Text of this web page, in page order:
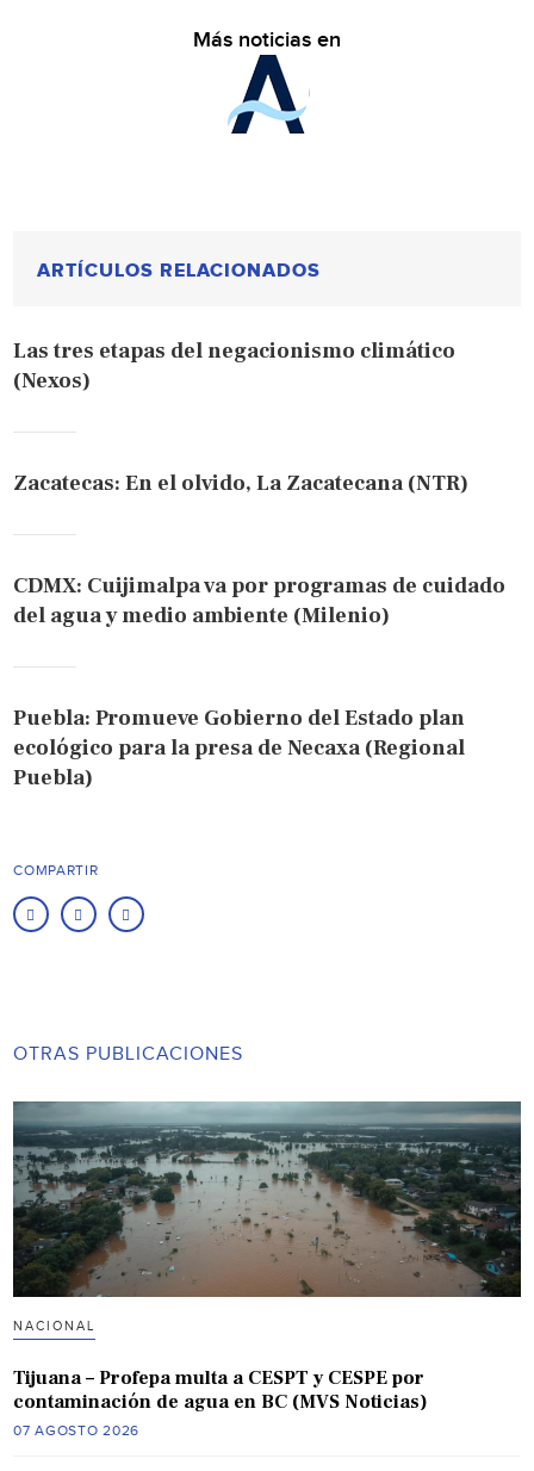
Más noticias en
ARTÍCULOS RELACIONADOS
Las tres etapas del negacionismo climático
(Nexos)
Zacatecas: En el olvido, La Zacatecana (NTR)
CDMX: Cuijimalpa va por programas de cuidado
del agua y medio ambiente (Milenio)
Puebla: Promueve Gobierno del Estado plan
ecológico para la presa de Necaxa (Regional
Puebla)
COMPARTIR
OTRAS PUBLICACIONES
NACIONAL
Tijuana – Profepa multa a CESPT y CESPE por
contaminación de agua en BC (MVS Noticias)
07 AGOSTO 2026